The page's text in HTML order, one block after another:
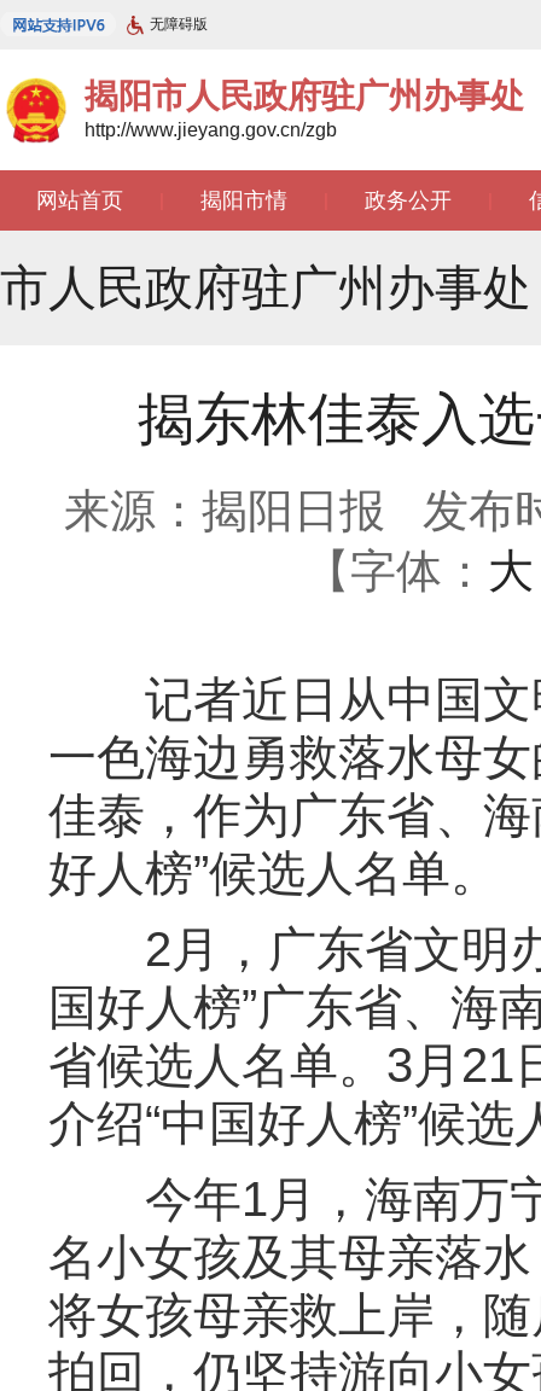
无障碍版
揭阳市人民政府驻广州办事处
http://www.jieyang.gov.cn/zgb
网站首页 揭阳市情 政务公开
文苑天地
市人民政府驻广州办事处
揭东林佳泰入
来源：揭阳日报
发布
【字体： 大
记者近日从中国文
一色海边勇救落水母
佳泰，作为广东省、
好人榜”候选人名单。
2月，广东省文明办
国好人榜”广东省、海
省候选人名单。3月21
介绍“中国好人榜”候
今年1月，海南万宁
名小女孩及其母亲落
将女孩母亲救上岸，
拍回，仍坚持游向小